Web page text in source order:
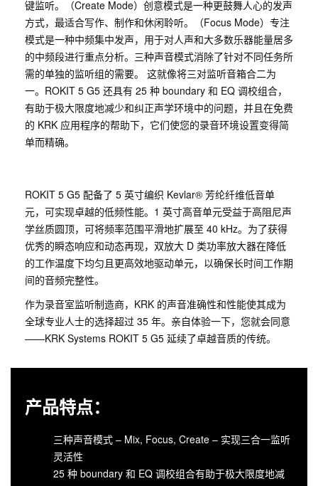
键监听。（Create Mode）创意模式是一种更鼓舞人心的发声
方式，最适合写作、制作和休闲聆听。（Focus Mode）专注
模式是一种中频集中发声，用于对人声和大多数乐器能量居多
的中频段进行重点分析。三种声音模式消除了针对不同任务所
需的单独的监听组的需要。 这就像将三对监听音箱合二为
一。ROKIT 5 G5 还具有 25 种 boundary 和 EQ 调校组合，
有助于极大限度地减少和纠正声学环境中的问题，并且在免费
的 KRK 应用程序的帮助下，它们使您的录音环境设置变得简
单而精确。
ROKIT 5 G5 配备了 5 英寸编织 Kevlar® 芳纶纤维低音单
元，可实现卓越的低频性能。1 英寸高音单元受益于高阻尼声
学丝质圆顶，可将频率范围平滑地扩展至 40 kHz。为了获得
优秀的瞬态响应和动态再现，双放大 D 类功率放大器在降低
的工作温度下均匀且更高效地驱动单元，以确保长时间工作期
间的音频完整性。
作为录音室监听制造商，KRK 的声音准确性和性能使其成为
全球专业人士的选择超过 35 年。亲自体验一下，您就会同意
——KRK Systems ROKIT 5 G5 延续了卓越音质的传统。
产品特点：
三种声音模式 – Mix, Focus, Create – 实现三合一监听
灵活性
25 种 boundary 和 EQ 调校组合有助于极大限度地减